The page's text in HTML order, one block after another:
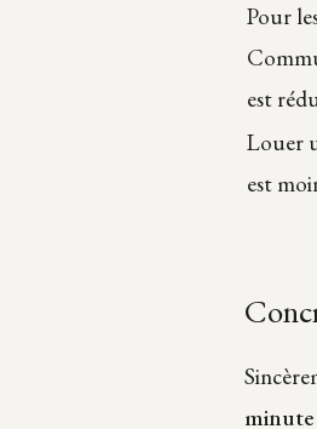
Pour
est
Louer
est
minute